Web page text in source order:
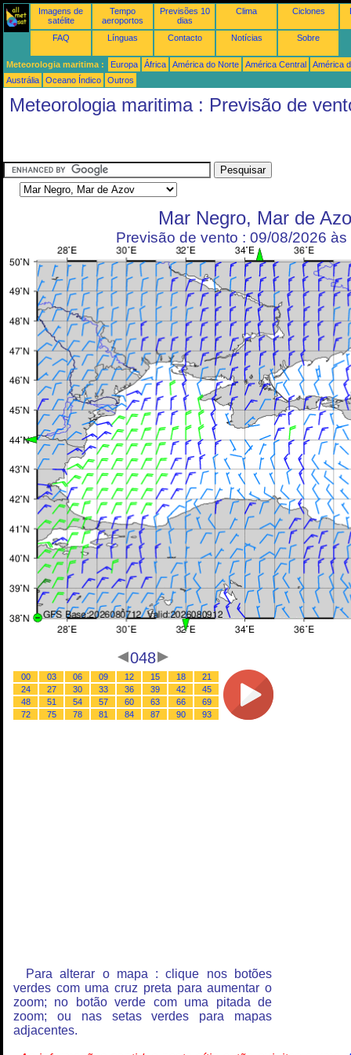
Imagens de
satélite
Tempo
aeroportos
Previsões 10
dias
Clima Ciclones
FAQ Línguas Contacto Notícias Sobre
Meteorologia maritima : Europa África América do Norte América Central
América
Austrália
Oceano Índico Outros
Meteorologia maritima : Previsão de
Mar Negro, Mar de
Previsão de vento : 09/08/2026 às
048
00 03 06 09 12 15 18
21
24
27 30 33 36 39 42
45
48
51 54 57 60 63 66
69
72
75 78 81 84 87 90 93
Para alterar o mapa : clique nos botões
verdes com uma cruz preta para aumentar o
zoom; no botão verde com uma pitada de
zoom; ou nas setas verdes para mapas
adjacentes.